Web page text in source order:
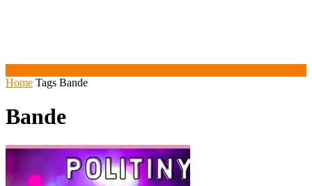
Home Tags Bande
Bande